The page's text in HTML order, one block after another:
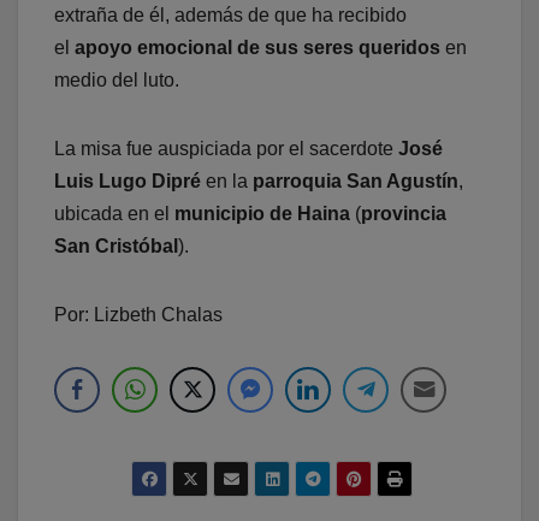
extraña de él, además de que ha recibido
el apoyo emocional de sus seres queridos en
medio del luto.
La misa fue auspiciada por el sacerdote José
Luis Lugo Dipré en la parroquia San Agustín,
ubicada en el municipio de Haina (provincia
San Cristóbal ).
Por: Lizbeth Chalas